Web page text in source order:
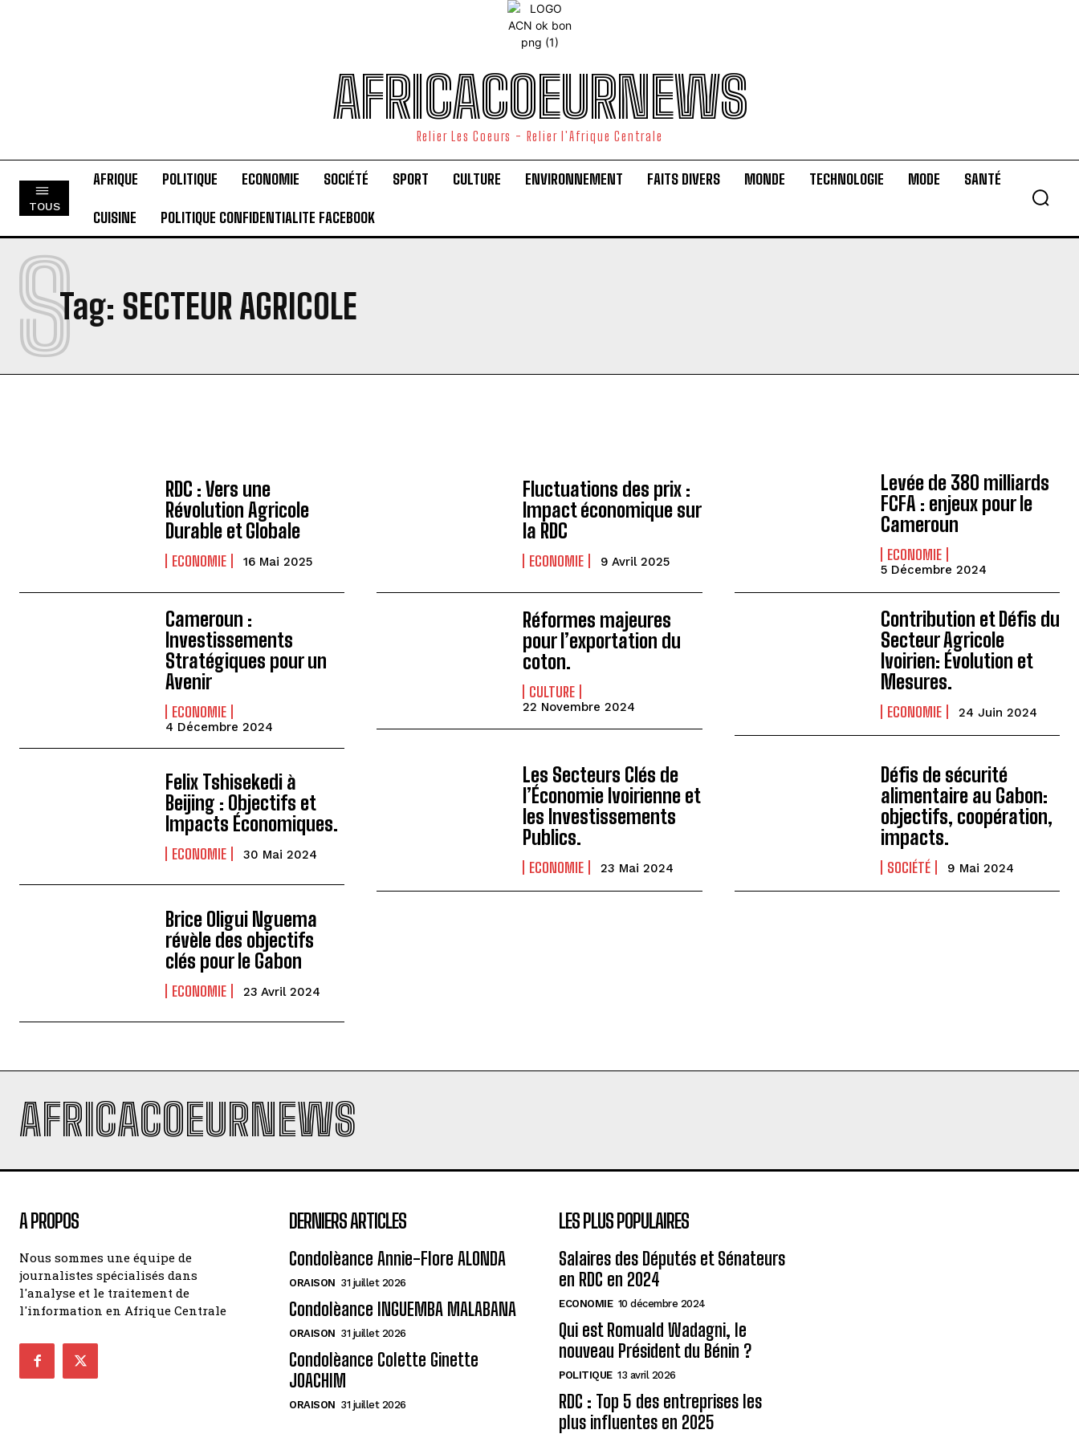
AFRICACOEURNEWS
Relier Les Coeurs - Relier l'Afrique Centrale
TOUS
AFRIQUE POLITIQUE ECONOMIE SOCIÉTÉ SPORT CULTURE ENVIRONNEMENT FAITS DIVERS MONDE TECHNOLOGIE MODE SANTÉ
CUISINE POLITIQUE CONFIDENTIALITE FACEBOOK
Tag: SECTEUR AGRICOLE
S
RDC : Vers une
Révolution Agricole
Durable et Globale
ECONOMIE 16 Mai 2025
Fluctuations des prix :
Impact économique sur
la RDC
ECONOMIE 9 Avril 2025
Levée de 380 milliards
FCFA : enjeux pour le
Cameroun
ECONOMIE
5 Décembre 2024
Cameroun :
Investissements
Stratégiques pour un
Avenir
ECONOMIE
4 Décembre 2024
Réformes majeures
pour l’exportation du
coton.
CULTURE
22 Novembre 2024
Contribution et Défis du
Secteur Agricole
Ivoirien: Évolution et
Mesures.
ECONOMIE 24 Juin 2024
Felix Tshisekedi à
Beijing : Objectifs et
Impacts Économiques.
ECONOMIE 30 Mai 2024
Les Secteurs Clés de
l’Économie Ivoirienne et
les Investissements
Publics.
ECONOMIE 23 Mai 2024
Défis de sécurité
alimentaire au Gabon:
objectifs, coopération,
impacts.
SOCIÉTÉ 9 Mai 2024
Brice Oligui Nguema
révèle des objectifs
clés pour le Gabon
ECONOMIE 23 Avril 2024
AFRICACOEURNEWS
A PROPOS
Nous sommes une équipe de
journalistes spécialisés dans
l'analyse et le traitement de
l'information en Afrique Centrale
DERNIERS ARTICLES
Condolèance Annie-Flore ALONDA
ORAISON 31 juillet 2026
Condolèance INGUEMBA MALABANA
ORAISON 31 juillet 2026
Condolèance Colette Ginette
JOACHIM
ORAISON 31 juillet 2026
LES PLUS POPULAIRES
Salaires des Députés et Sénateurs
en RDC en 2024
ECONOMIE 10 décembre 2024
Qui est Romuald Wadagni, le
nouveau Président du Bénin ?
POLITIQUE 13 avril 2026
RDC : Top 5 des entreprises les
plus influentes en 2025